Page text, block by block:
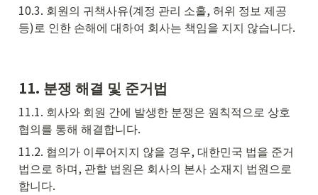
10.3. 회원의 귀책사유(계정 관리 소홀, 허위 정보 제공
등)로 인한 손해에 대하여 회사는 책임을 지지 않습니다.
11. 분쟁 해결 및 준거법
11.1. 회사와 회원 간에 발생한 분쟁은 원칙적으로 상호
협의를 통해 해결합니다.
11.2. 협의가 이루어지지 않을 경우, 대한민국 법을 준거
법으로 하며, 관할 법원은 회사의 본사 소재지 법원으로
합니다.